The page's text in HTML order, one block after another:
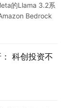
的Llama 3.2系
Bedrock
科创投资不